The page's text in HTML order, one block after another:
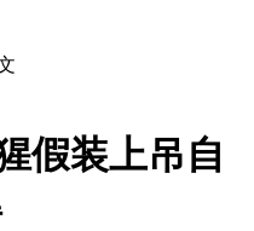
假装上吊自